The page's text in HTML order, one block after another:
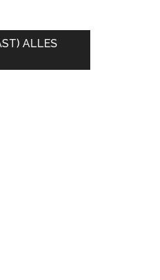
ALLES